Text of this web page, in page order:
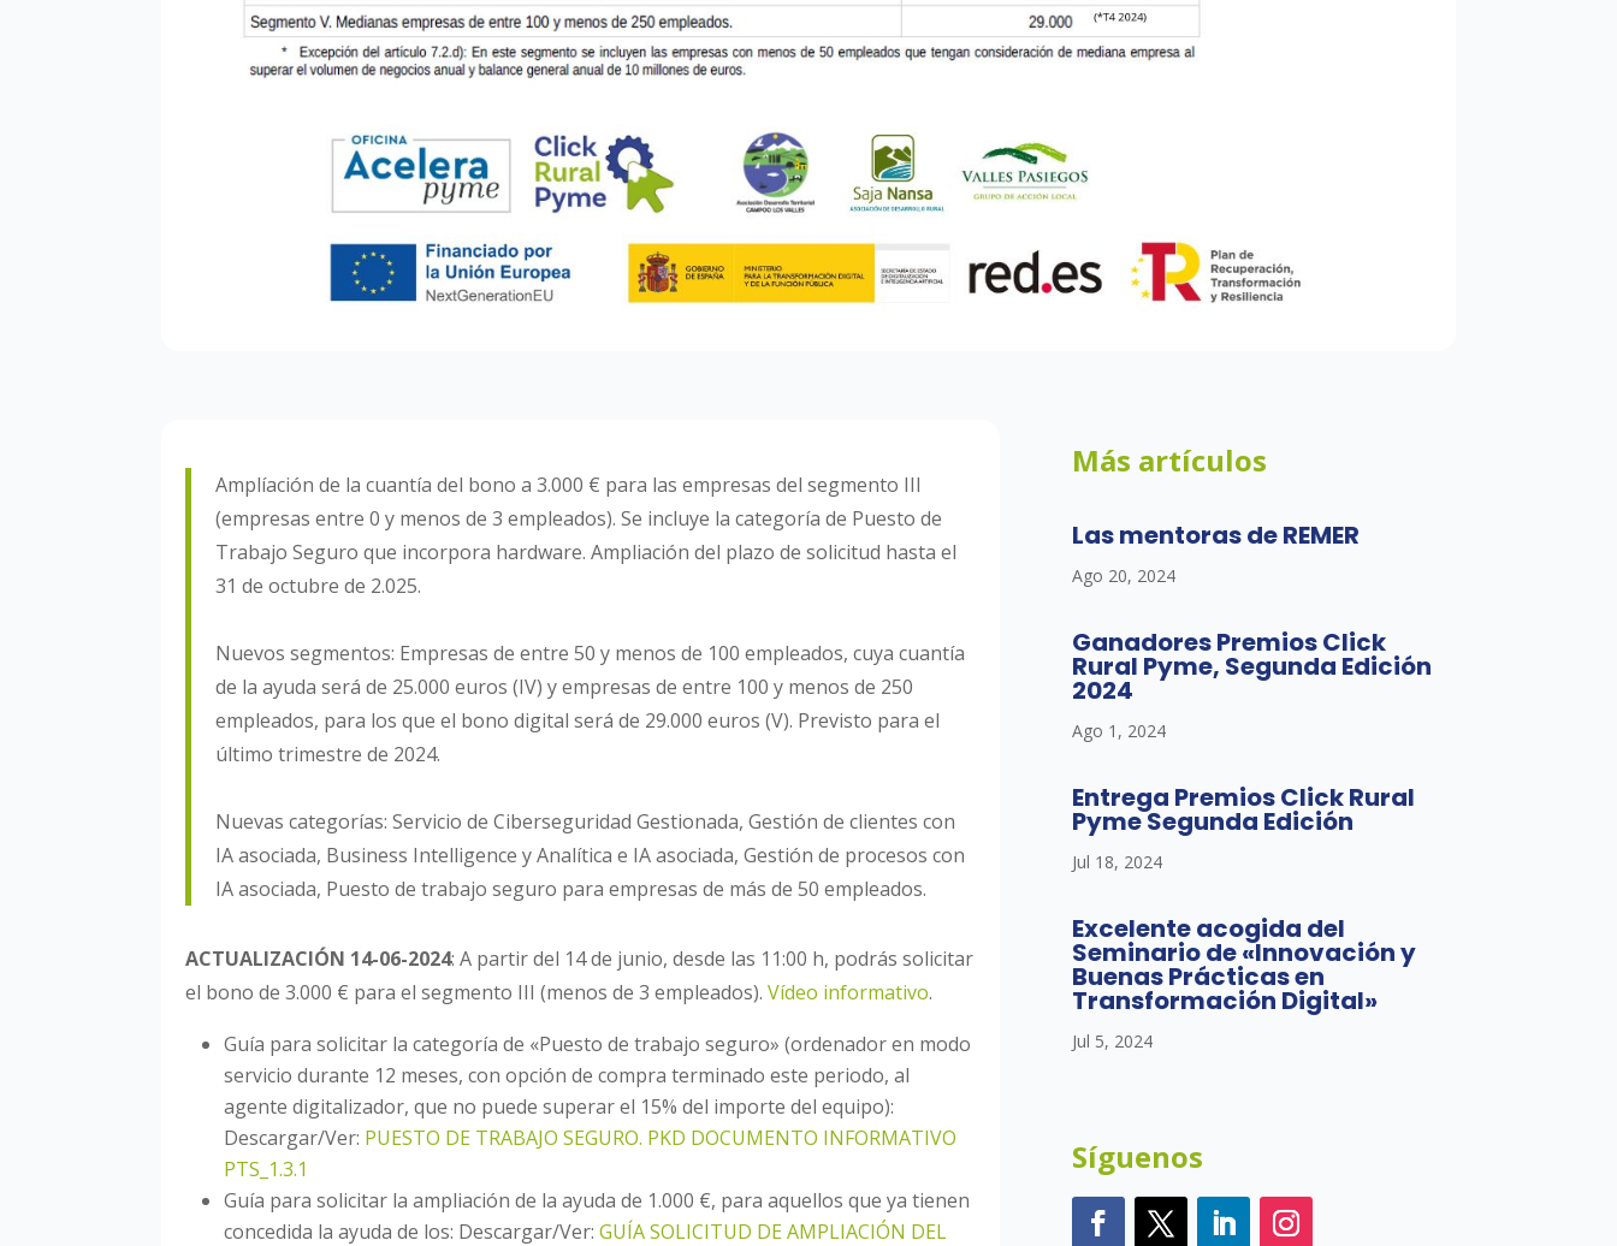
Amplíación de la cuantía del bono a 3.000 € para las empresas del segmento III
(empresas entre 0 y menos de 3 empleados). Se incluye la categoría de Puesto de
Trabajo Seguro que incorpora hardware. Ampliación del plazo de solicitud hasta el
31 de octubre de 2.025.
Nuevos segmentos: Empresas de entre 50 y menos de 100 empleados, cuya cuantía
de la ayuda será de 25.000 euros (IV) y empresas de entre 100 y menos de 250
empleados, para los que el bono digital será de 29.000 euros (V). Previsto para el
último trimestre de 2024.
Nuevas categorías: Servicio de Ciberseguridad Gestionada, Gestión de clientes con
IA asociada, Business Intelligence y Analítica e IA asociada, Gestión de procesos con
IA asociada, Puesto de trabajo seguro para empresas de más de 50 empleados.
ACTUALIZACIÓN 14-06-2024: A partir del 14 de junio, desde las 11:00 h, podrás solicitar
el bono de 3.000 € para el segmento III (menos de 3 empleados).Vídeo informativo.
Guía para solicitar la categoría de «Puesto de trabajo seguro» (ordenador en modo
servicio durante 12 meses, con opción de compra terminado este periodo, al
agente digitalizador, que no puede superar el 15% del importe del equipo):
Descargar/Ver: PUESTO DE TRABAJO SEGURO. PKD DOCUMENTO INFORMATIVO
PTS_1.3.1
Guía para solicitar la ampliación de la ayuda de 1.000 €, para aquellos que ya tienen
concedida la ayuda de los: Descargar/Ver:GUÍA SOLICITUD DE AMPLIACIÓN DEL
Más artículos
Las mentoras de REMER
Ago 20, 2024
Ganadores Premios Click
Rural Pyme, Segunda Edición
2024
Ago 1, 2024
Entrega Premios Click Rural
Pyme Segunda Edición
Jul 18, 2024
Excelente acogida del
Seminario de «Innovación y
Buenas Prácticas en
Transformación Digital»
Jul 5, 2024
Síguenos